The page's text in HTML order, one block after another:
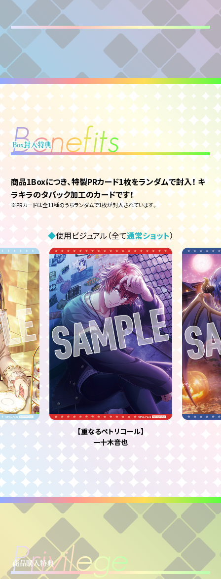
Benefits
Box封入特典
商品1Boxにつき、特製PRカード1枚をランダムで封入！キ
ラキラのタバック加工のカードです！
※PRカードは全11種のうちランダムで1枚が封入されています。
◆使用ビジュアル（全て通常ショット）
【重なるペトリコール】
一十木音也
Privileg e
商品購入特典